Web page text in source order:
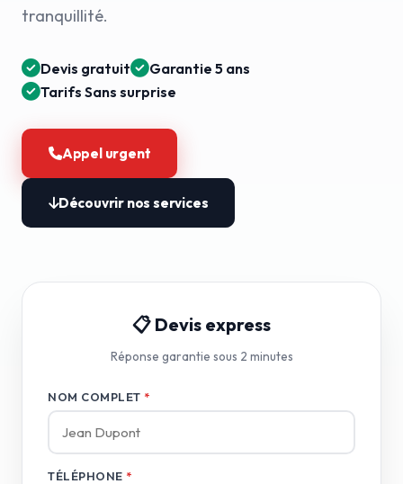
tranquillité.
Devis gratuit
Garantie 5 ans
Tarifs Sans surprise
Appel urgent
Découvrir nos services
📋 Devis express
Réponse garantie sous 2 minutes
NOM COMPLET *
TÉLÉPHONE *